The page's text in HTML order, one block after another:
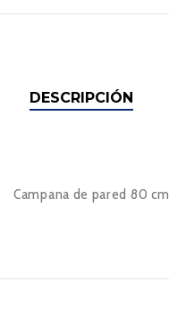
DESCRIPCIÓN
Campana de pared 80 cm